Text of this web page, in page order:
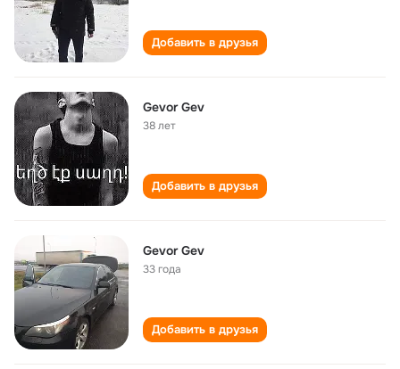
Добавить в друзья
Gevor Gev
38 лет
Добавить в друзья
Gevor Gev
33 года
Добавить в друзья